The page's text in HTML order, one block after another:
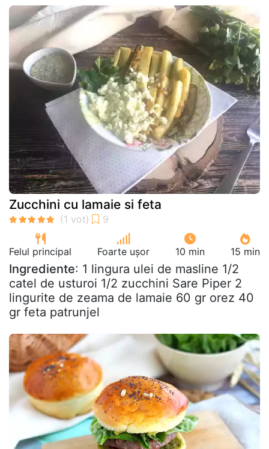
Zucchini cu lamaie si feta
Felul principal Foarte ușor 10 min 15 min
Ingrediente: 1 lingura ulei de masline 1/2
catel de usturoi 1/2 zucchini Sare Piper 2
lingurite de zeama de lamaie 60 gr orez 40
gr feta patrunjel